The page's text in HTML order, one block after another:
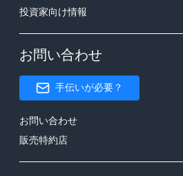
投資家向け情報
お問い合わせ
手伝いが必要？
お問い合わせ
販売特約店